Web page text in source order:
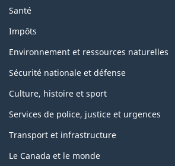
Santé
Impôts
Environnement et ressources naturelles
Sécurité nationale et défense
Culture, histoire et sport
Services de police, justice et urgences
Transport et infrastructure
Le Canada et le monde